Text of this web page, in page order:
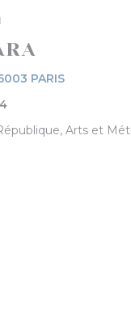
PARIS
Arts et